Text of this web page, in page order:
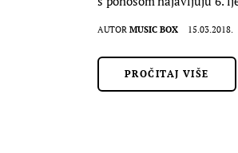
AUTOR MUSIC BOX 15.03.2018.
PROČITAJ VIŠE